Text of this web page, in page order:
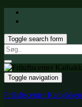
Toggle search form
Search
for:
Toggle navigation
Friluftscenter